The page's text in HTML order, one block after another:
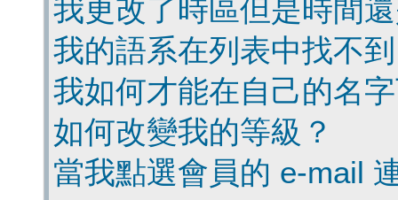
我更改了時區但是時間
我的語系在列表中找不
我如何才能在自己的名
如何改變我的等級？
當我點選會員的 e-mail